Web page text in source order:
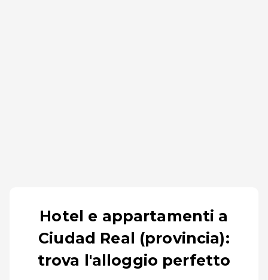
Hotel e appartamenti a
Ciudad Real (provincia):
trova l'alloggio perfetto